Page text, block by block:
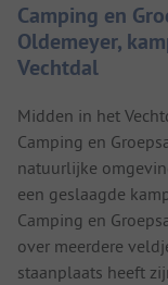
Camping en
Oldemeyer,
Vechtdal
Midden in het
Camping en
natuurlijke
een geslaagde
Camping en
over meerdere
staanplaats heeft